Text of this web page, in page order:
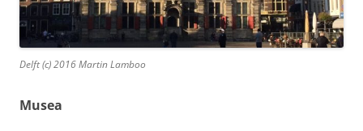
Delft (c) 2016 Martin Lamboo
Musea